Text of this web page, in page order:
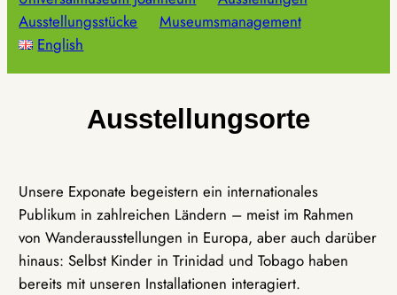
Ausstellungsstücke
Museumsmanagement
English
Ausstellungsorte
Unsere Exponate begeistern ein internationales
Publikum in zahlreichen Ländern – meist im Rahmen
von Wanderausstellungen in Europa, aber auch darüber
hinaus: Selbst Kinder in Trinidad und Tobago haben
bereits mit unseren Installationen interagiert.